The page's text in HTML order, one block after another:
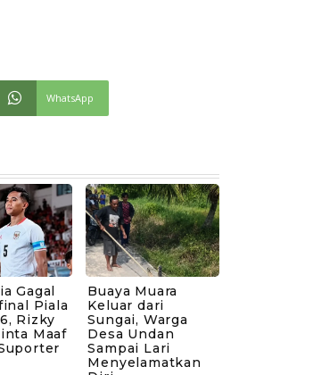
WhatsApp
Gagal
Piala
Rizky
Maaf
Buaya Muara
Keluar dari
Sungai, Warga
Desa Undan
Sampai Lari
Menyelamatkan